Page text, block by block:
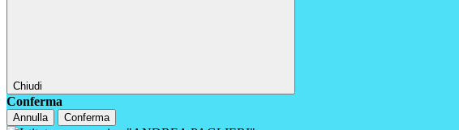
Chiudi
Conferma
Annulla Conferma